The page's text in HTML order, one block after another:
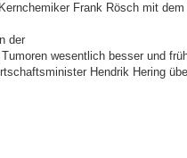
Frank Rösch mit
der
wesentlich besser und
Hendrik Hering